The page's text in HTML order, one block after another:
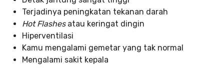
Terjadinya peningkatan tekanan darah
Hot Flashesatau keringat dingin
Hiperventilasi
Kamu mengalami gemetar yang tak normal
Mengalami sakit kepala